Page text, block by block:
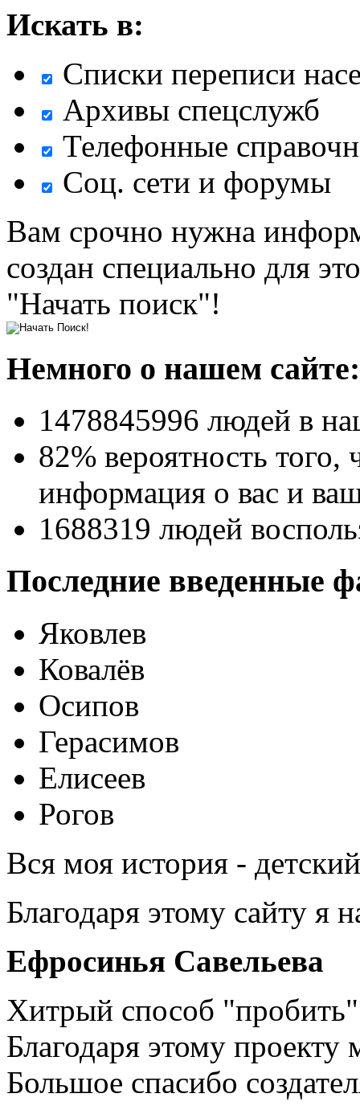
Искать в:
Списки переписи
Архивы спецслужб
Телефонные
Соц. сети и форумы
Вам срочно нужна
создан специально для
"Начать поиск"!
Немного о нашем сайте:
1478845996 людей в
82% вероятность того,
информация о вас и
1688319 людей
Последние введенные
Яковлев
Ковалёв
Осипов
Герасимов
Елисеев
Рогов
Вся моя история -
Благодаря этому сайту я
Ефросинья Савельева
Хитрый способ
Благодаря этому
Большое спасибо